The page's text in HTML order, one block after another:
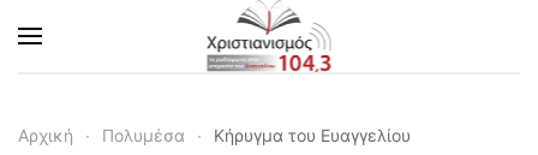
Skip to main content
Αρχική Πολυμέσα Κήρυγμα του Ευαγγελίου